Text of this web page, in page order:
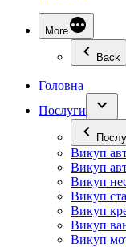
More
Back
Головна
Послуги
Викуп
Викуп
Викуп
Викуп
Викуп
Викуп
Викуп